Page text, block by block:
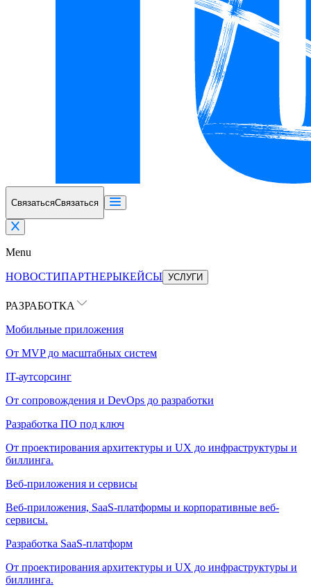
СвязатьсяСвязаться
Menu
НОВОСТИПАРТНЕРЫКЕЙСЫ УСЛУГИ
РАЗРАБОТКА
Мобильные приложения
От MVP до масштабных систем
IT-аутсорсинг
От сопровождения и DevOps до разработки
Разработка ПО под ключ
От проектирования архитектуры и UX до инфраструктуры и
биллинга.
Веб-приложения и сервисы
Веб-приложения, SaaS-платформы и корпоративные веб-
сервисы.
Разработка SaaS-платформ
От проектирования архитектуры и UX до инфраструктуры и
биллинга.